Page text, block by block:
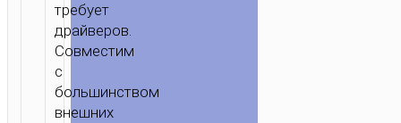
требует
драйверов.
Совместим
с
большинством
внешних